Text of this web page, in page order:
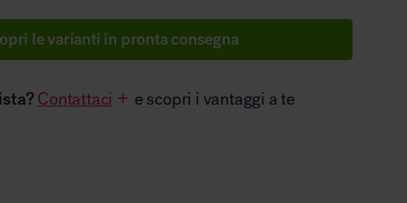
le varianti in pronta consegna
Contattaci e scopri i vantaggi a te